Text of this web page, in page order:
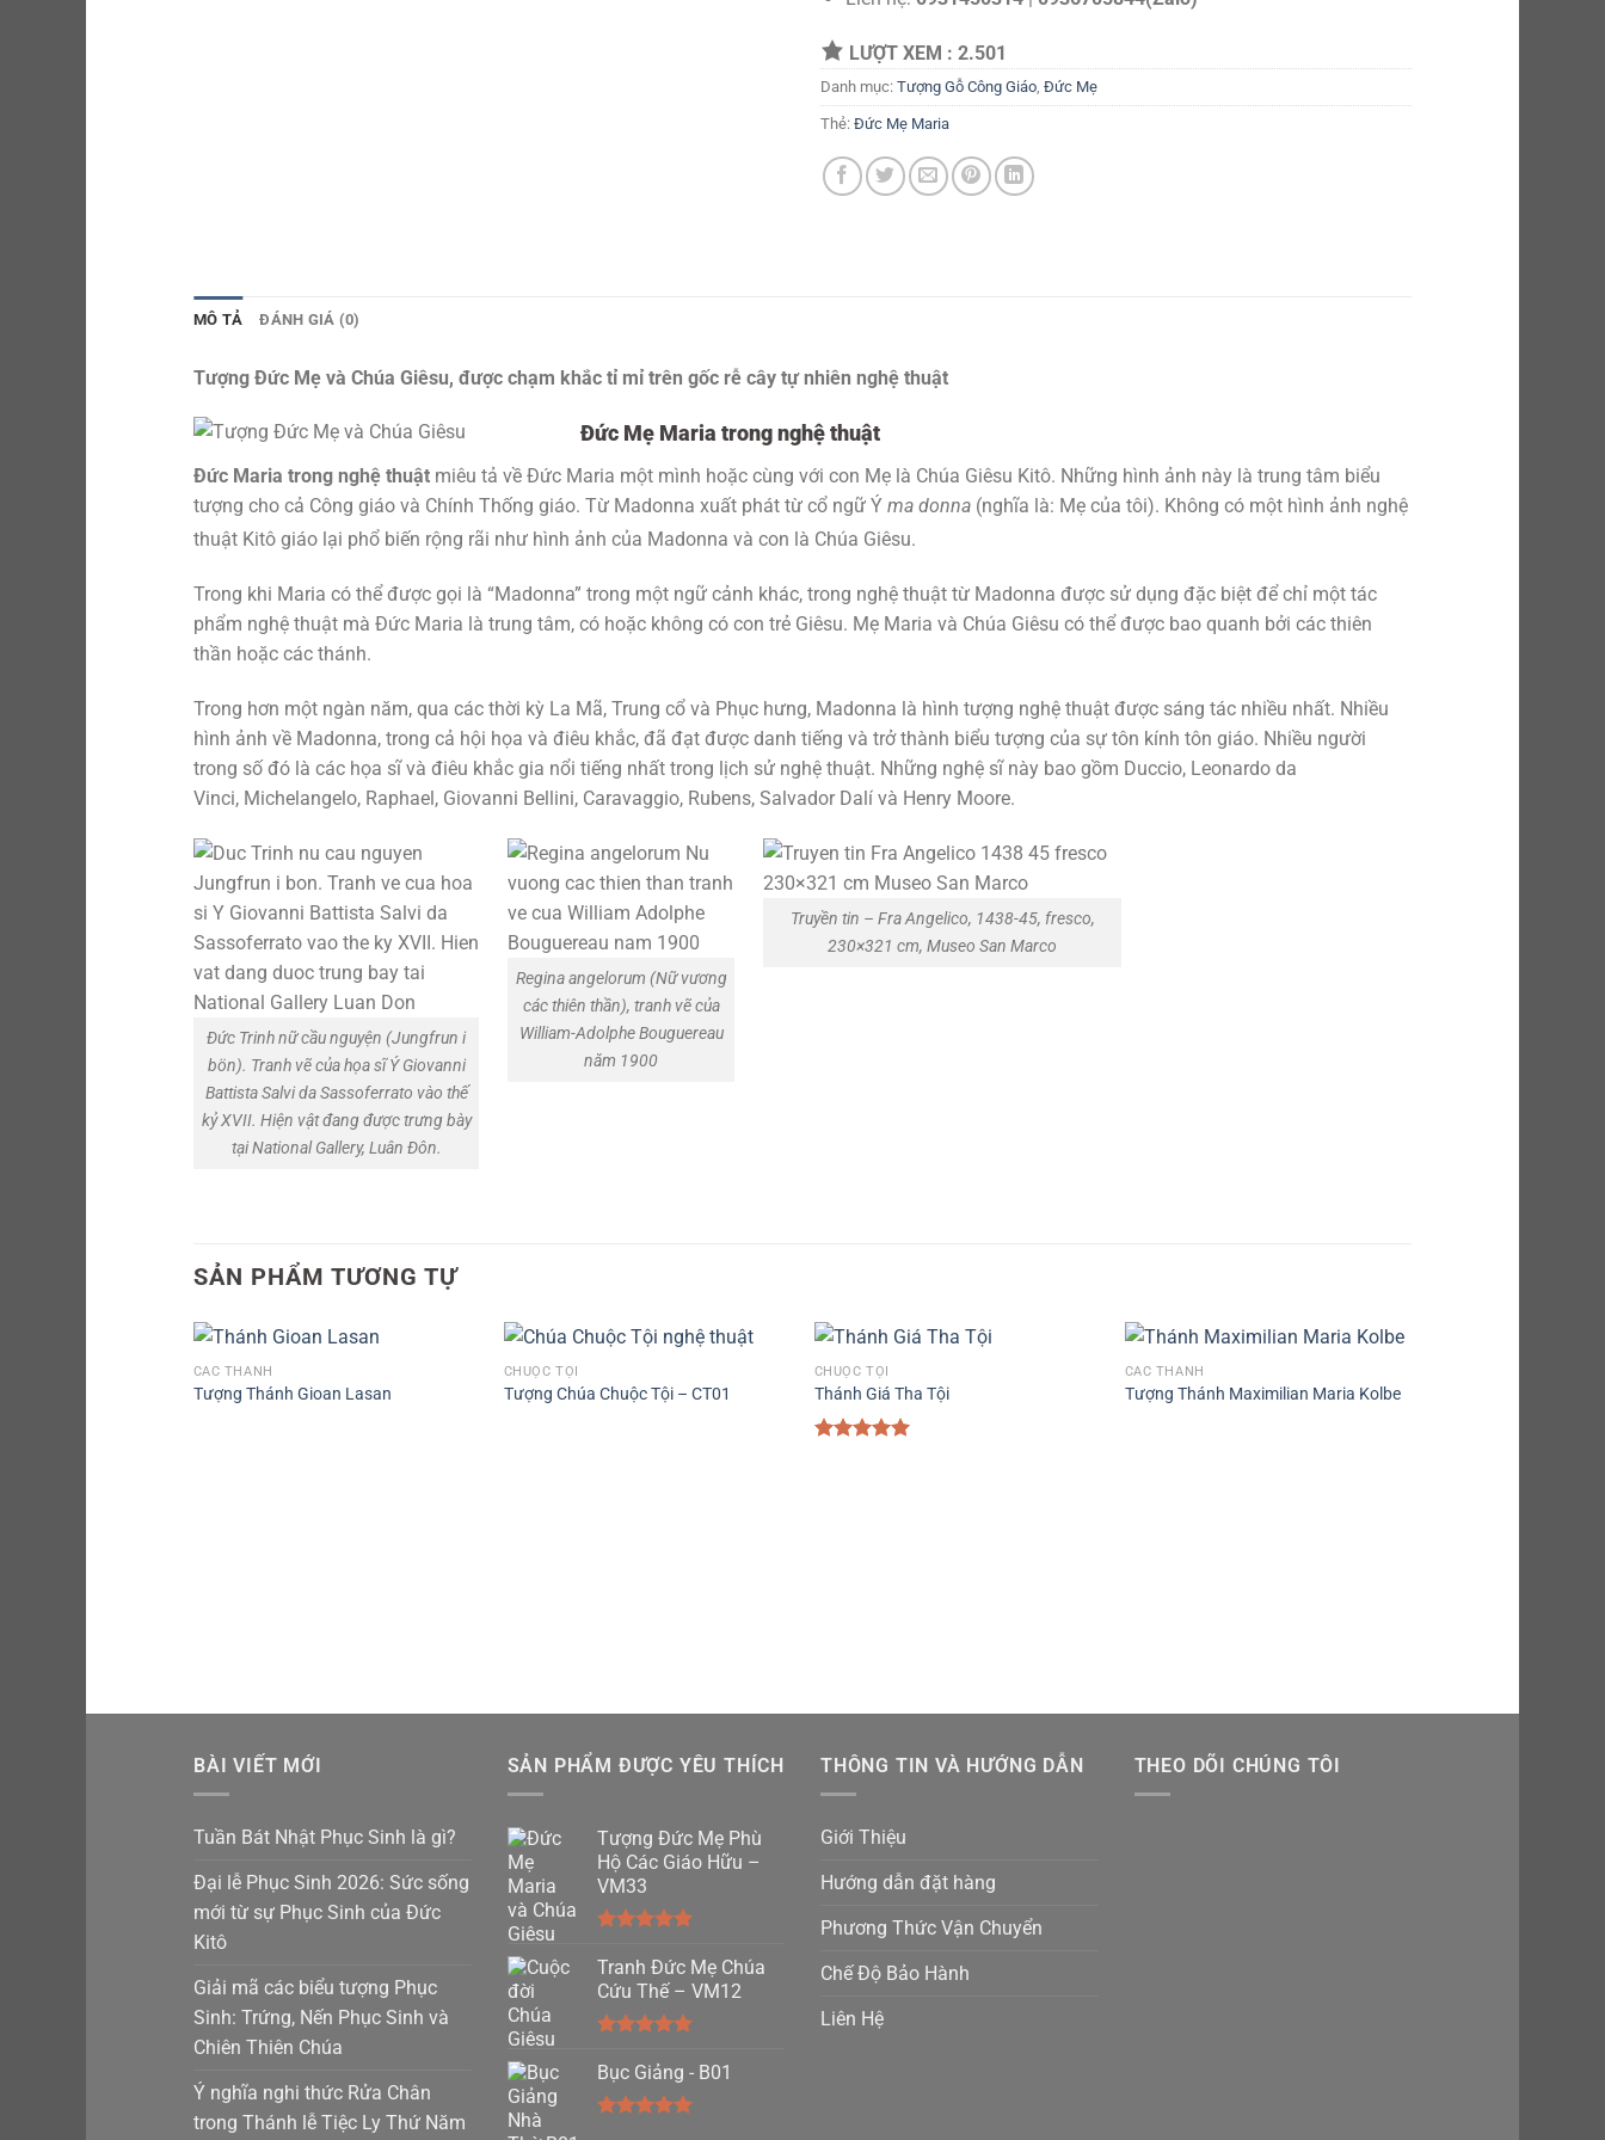
LƯỢT XEM : 2.501
Danh mục: Tượng Gỗ Công Giáo Đức Mẹ
Thẻ: Đức Mẹ Maria
MÔ TẢ ĐÁNH GIÁ (0)
Tượng Đức Mẹ và Chúa Giêsu, được chạm khắc tỉ mỉ trên gốc rễ cây tự nhiên nghệ thuật
Đức Mẹ Maria trong nghệ thuật
Đức Maria trong nghệ thuật miêu tả về Đức Maria một mình hoặc cùng với con Mẹ là Chúa Giêsu Kitô. Những hình ảnh này là trung tâm biểu
tượng cho cả Công giáo và Chính Thống giáo. Từ Madonna xuất phát từ cổ ngữ Ý ma donna (nghĩa là: Mẹ của tôi). Không có một hình ảnh nghệ
thuật Kitô giáo lại phổ biến rộng rãi như hình ảnh của Madonna và con là Chúa Giêsu.
Trong khi Maria có thể được gọi là “Madonna” trong một ngữ cảnh khác, trong nghệ thuật từ Madonna được sử dụng đặc biệt để chỉ một tác
phẩm nghệ thuật mà Đức Maria là trung tâm, có hoặc không có con trẻ Giêsu. Mẹ Maria và Chúa Giêsu có thể được bao quanh bởi các thiên
thần hoặc các thánh.
Trong hơn một ngàn năm, qua các thời kỳ La Mã, Trung cổ và Phục hưng, Madonna là hình tượng nghệ thuật được sáng tác nhiều nhất. Nhiều
hình ảnh về Madonna, trong cả hội họa và điêu khắc, đã đạt được danh tiếng và trở thành biểu tượng của sự tôn kính tôn giáo. Nhiều người
trong số đó là các họa sĩ và điêu khắc gia nổi tiếng nhất trong lịch sử nghệ thuật. Những nghệ sĩ này bao gồm Duccio, Leonardo da
Vinci, Michelangelo, Raphael, Giovanni Bellini, Caravaggio, Rubens, Salvador Dalí và Henry Moore.
Đức Trinh nữ cầu nguyện (Jungfrun i
bön). Tranh vẽ của họa sĩ Ý Giovanni
Battista Salvi da Sassoferrato vào thế
kỷ XVII. Hiện vật đang được trưng bày
tại National Gallery, Luân Đôn.
Regina angelorum (Nữ vương
các thiên thần), tranh vẽ của
William-Adolphe Bouguereau
năm 1900
Truyền tin – Fra Angelico, 1438-45, fresco,
230×321 cm, Museo San Marco
SẢN PHẨM TƯƠNG TỰ
CÁC THÁNH
Tượng Thánh Gioan Lasan
CHUỘC TỘI
Tượng Chúa Chuộc Tội – CT01
CHUỘC TỘI
Thánh Giá Tha Tội
CÁC THÁNH
Tượng Thánh Maximilian Maria Kolbe
BÀI VIẾT MỚI
Tuần Bát Nhật Phục Sinh là gì?
Đại lễ Phục Sinh 2026: Sức sống
mới từ sự Phục Sinh của Đức
Kitô
Giải mã các biểu tượng Phục
Sinh: Trứng, Nến Phục Sinh và
Chiên Thiên Chúa
Ý nghĩa nghi thức Rửa Chân
trong Thánh lễ Tiệc Ly Thứ Năm
SẢN PHẨM ĐƯỢC YÊU THÍCH
Tượng Đức Mẹ Phù
Hộ Các Giáo Hữu –
VM33
hạng5.00
5 sao
Tranh Đức Mẹ Chúa
Cứu Thế – VM12
hạng5.00
Bục Giảng - B01
THÔNG TIN VÀ HƯỚNG DẪN
Giới Thiệu
Hướng dẫn đặt hàng
Phương Thức Vận Chuyển
Chế Độ Bảo Hành
Liên Hệ
THEO DÕI CHÚNG TÔI